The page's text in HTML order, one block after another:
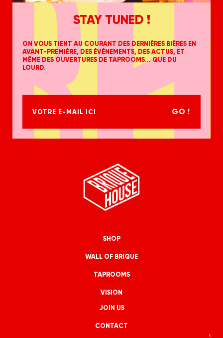
STAY TUNED !
ON VOUS TIENT AU COURANT DES DERNIÈRES BIÈRES EN
AVANT-PREMIÈRE, DES ÉVÉNEMENTS, DES ACTUS, ET
MÊME DES OUVERTURES DE TAPROOMS... QUE DU
LOURD.
VOTRE E-MAIL ICI GO !
SHOP
WALL OF BRIQUE
TAPROOMS
VISION
JOIN US
CONTACT